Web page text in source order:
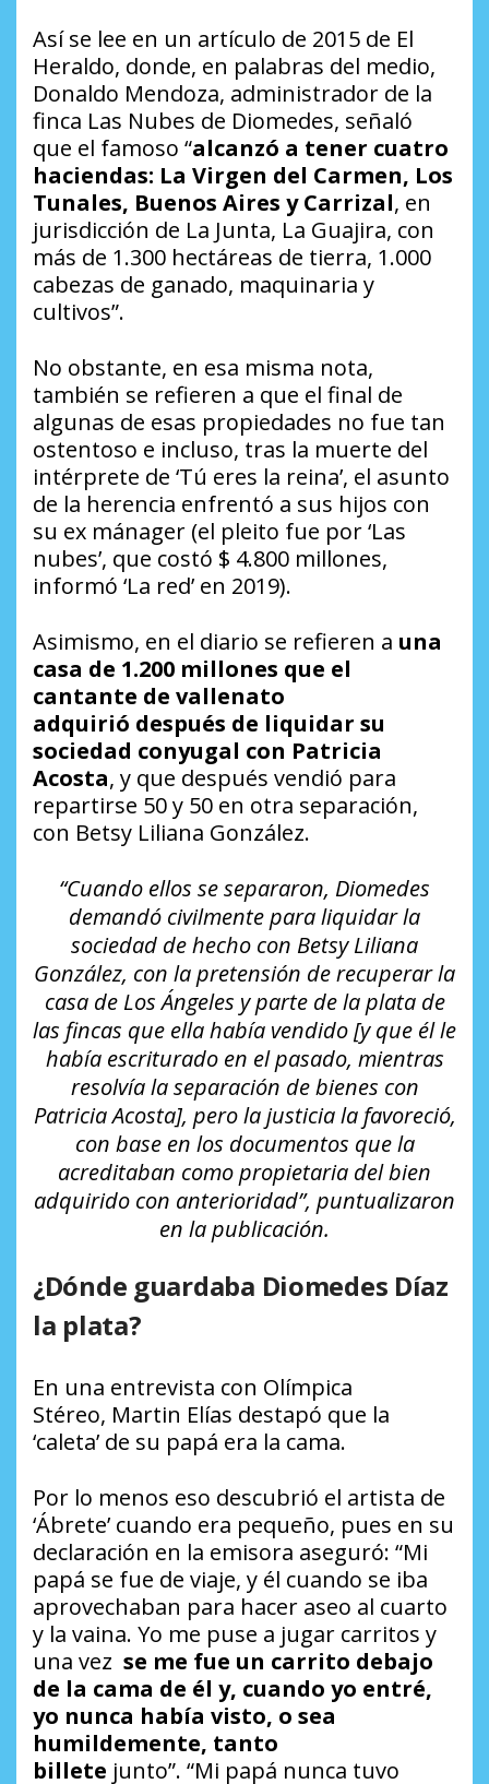
Así se lee en un artículo de 2015 de El
Heraldo, donde, en palabras del medio,
Donaldo Mendoza, administrador de la
finca Las Nubes de Diomedes, señaló
que el famoso “alcanzó a tener cuatro
haciendas: La Virgen del Carmen, Los
Tunales, Buenos Aires y Carrizal, en
jurisdicción de La Junta, La Guajira, con
más de 1.300 hectáreas de tierra, 1.000
cabezas de ganado, maquinaria y
cultivos”.
No obstante, en esa misma nota,
también se refieren a que el final de
algunas de esas propiedades no fue tan
ostentoso e incluso, tras la muerte del
intérprete de ‘Tú eres la reina’, el asunto
de la herencia enfrentó a sus hijos con
su ex mánager (el pleito fue por ‘Las
nubes’, que costó $ 4.800 millones,
informó ‘La red’ en 2019).
Asimismo, en el diario se refieren a una
casa de 1.200 millones que el
cantante de vallenato
adquirió después de liquidar su
sociedad conyugal con Patricia
Acosta, y que después vendió para
repartirse 50 y 50 en otra separación,
con Betsy Liliana González.
“Cuando ellos se separaron, Diomedes
demandó civilmente para liquidar la
sociedad de hecho con Betsy Liliana
González, con la pretensión de recuperar la
casa de Los Ángeles y parte de la plata de
las fincas que ella había vendido [y que él le
había escriturado en el pasado, mientras
resolvía la separación de bienes con
Patricia Acosta], pero la justicia la favoreció,
con base en los documentos que la
acreditaban como propietaria del bien
adquirido con anterioridad”, puntualizaron
en la publicación.
¿Dónde guardaba Diomedes Díaz
la plata?
En una entrevista con Olímpica
Stéreo, Martin Elías destapó que la
‘caleta’ de su papá era la cama.
Por lo menos eso descubrió el artista de
‘Ábrete’ cuando era pequeño, pues en su
declaración en la emisora aseguró: “Mi
papá se fue de viaje, y él cuando se iba
aprovechaban para hacer aseo al cuarto
y la vaina. Yo me puse a jugar carritos y
una vez se me fue un carrito debajo
de la cama de él y, cuando yo entré,
yo nunca había visto, o sea
humildemente, tanto
billete junto”. “Mi papá nunca tuvo